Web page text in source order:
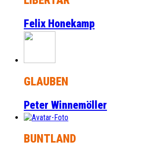
Felix Honekamp
GLAUBEN
Peter Winnemöller
BUNTLAND